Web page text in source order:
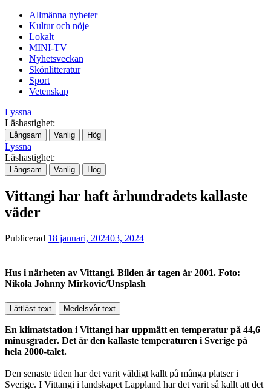
Allmänna nyheter
Kultur och nöje
Lokalt
MINI-TV
Nyhetsveckan
Skönlitteratur
Sport
Vetenskap
Lyssna
Läshastighet:
Långsam Vanlig Hög
Lyssna
Läshastighet:
Långsam Vanlig Hög
Vittangi har haft århundradets kallaste
väder
Publicerad 18 januari, 202403, 2024
Hus i närheten av Vittangi. Bilden är tagen år 2001. Foto:
Nikola Johnny Mirkovic/Unsplash
Lättläst text Medelsvår text
En klimatstation i Vittangi har uppmätt en temperatur på 44,6
minusgrader. Det är den kallaste temperaturen i Sverige på
hela 2000-talet.
Den senaste tiden har det varit väldigt kallt på många platser i
Sverige. I Vittangi i landskapet Lappland har det varit så kallt att det